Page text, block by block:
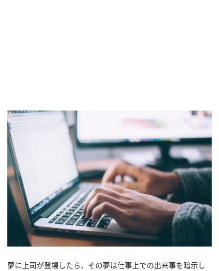
夢に上司が登場したら、その夢は仕事上での出来事を暗示し